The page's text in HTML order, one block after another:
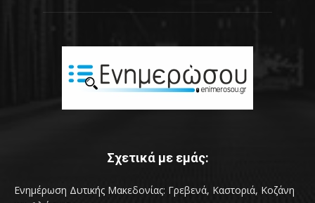
Σχετικά με εμάς:
Ενημέρωση Δυτικής Μακεδονίας: Γρεβενά, Καστοριά, Κοζάνη